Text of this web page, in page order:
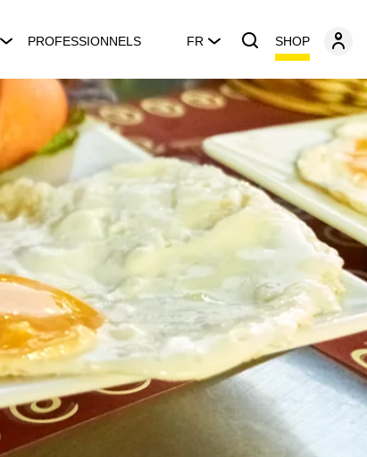
PROFESSIONNELS FR SHOP